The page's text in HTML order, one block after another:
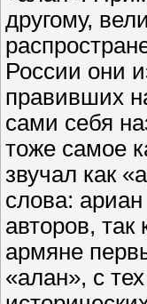
другому,
России они
правивших
сами себя
тоже самое
звучал как
слова:
авторов,
армяне
«алан», с